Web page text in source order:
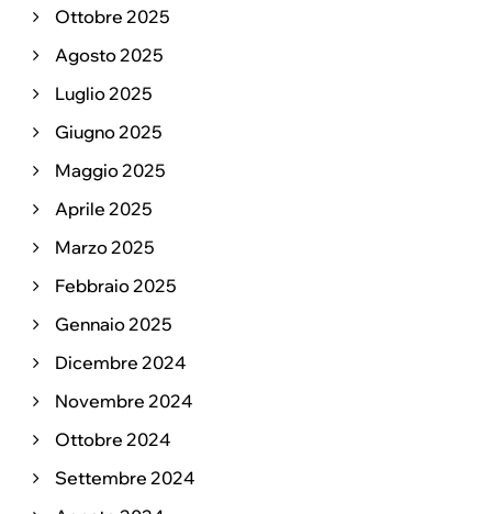
Ottobre 2025
Agosto 2025
Luglio 2025
Giugno 2025
Maggio 2025
Aprile 2025
Marzo 2025
Febbraio 2025
Gennaio 2025
Dicembre 2024
Novembre 2024
Ottobre 2024
Settembre 2024